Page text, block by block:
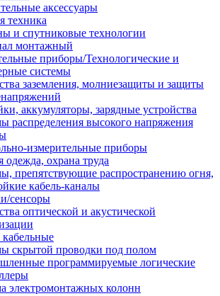
аксессуары
техника
и спутниковые технологии
монтажный
приборы/Технологические и
системы
заземления, молниезащиты и защиты
аккумуляторы, зарядные устройства
распределения высокого напряжения
измерительные приборы
одежда, охрана труда
препятствующие распространению огня,
кабель-каналы
сенсоры
оптической и акустической
скрытой проводки под полом
программируемые логические
электромонтажных колонн